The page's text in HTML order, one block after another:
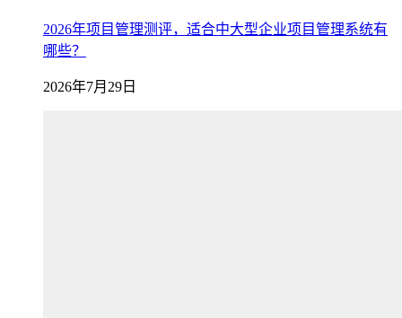
2026年项目管理测评，适合中大型企业项目管理系统有
哪些？
2026年7月29日